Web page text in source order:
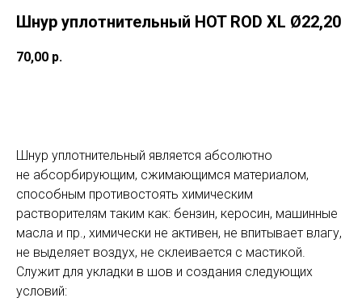
Шнур уплотнительный HOT ROD XL Ø22,20
70,00 р.
Шнур уплотнительный является абсолютно
не абсорбирующим, сжимающимся материалом,
способным противостоять химическим
растворителям таким как: бензин, керосин, машинные
масла и пр., химически не активен, не впитывает влагу,
не выделяет воздух, не склеивается с мастикой.
Служит для укладки в шов и создания следующих
условий: